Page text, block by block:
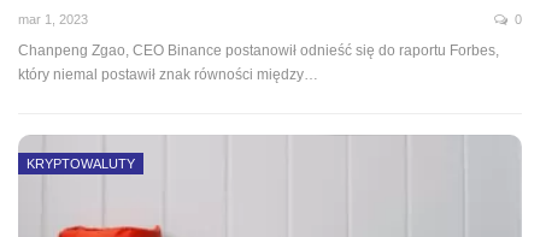
mar 1, 2023 0
Chanpeng Zgao, CEO Binance postanowił odnieść się do raportu Forbes,
który niemal postawił znak równości między…
KRYPTOWALUTY